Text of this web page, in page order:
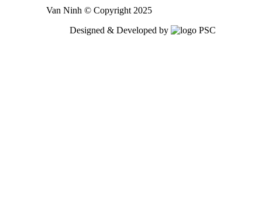
Van Ninh © Copyright 2025
Designed & Developed by